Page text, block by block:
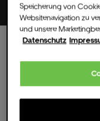
Uber Platz
Speicherung von
Websitenavigation zu
und unsere
Datenschutz